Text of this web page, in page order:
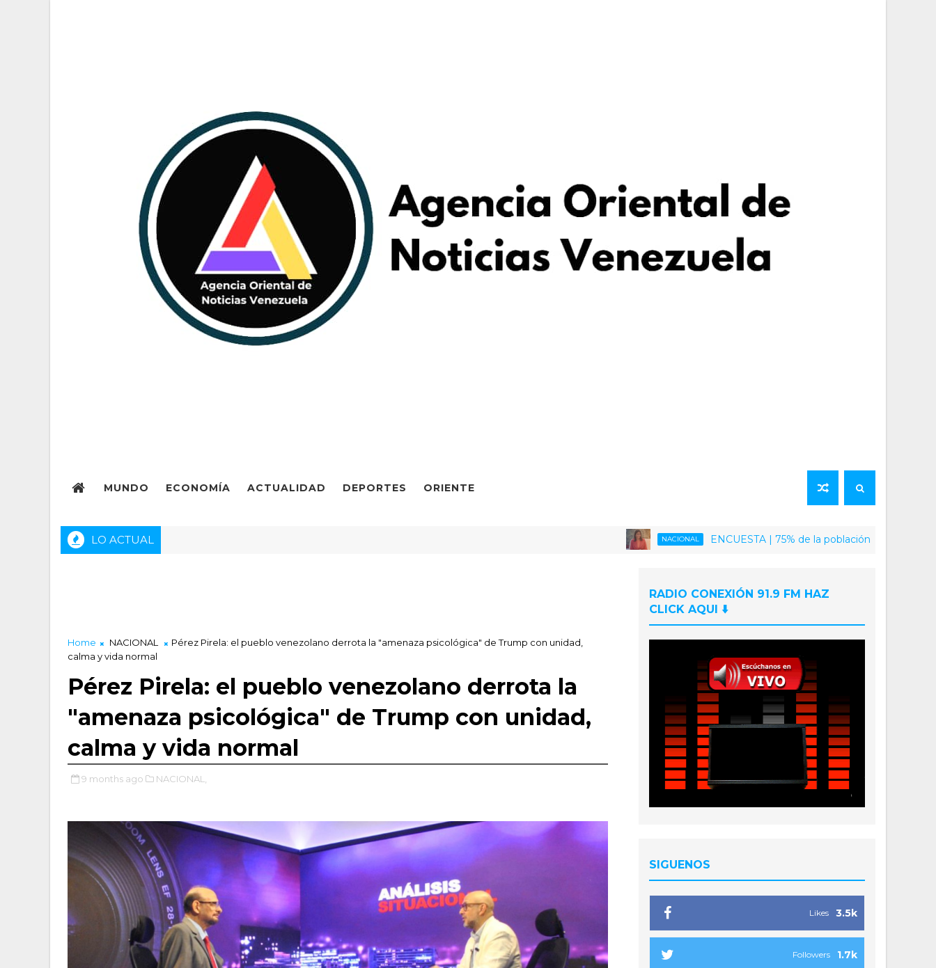
MUNDO ECONOMÍA ACTUALIDAD DEPORTES ORIENTE
LO ACTUAL NACIONAL ENCUESTA | 75% de la población venezolana califica
Home NACIONAL
Pérez Pirela: el pueblo venezolano derrota la "amenaza psicológica" de Trump con unidad,
calma y vida normal
Pérez Pirela: el pueblo venezolano derrota la
"amenaza psicológica" de Trump con unidad,
calma y vida normal
9 months ago NACIONAL,
RADIO CONEXIÓN 91.9 FM HAZ
CLICK AQUI ⬇️
SIGUENOS
3.5k
Likes
1.7k
Followers